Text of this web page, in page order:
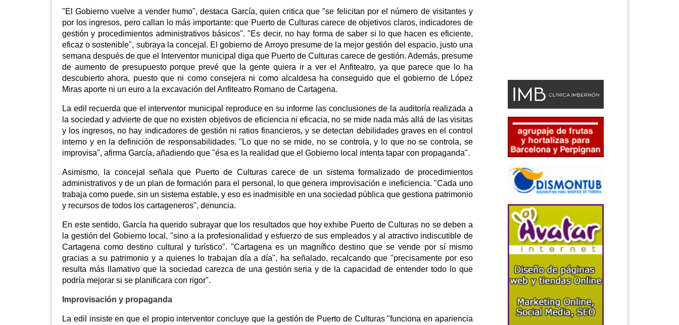
"El Gobierno vuelve a vender humo", destaca García, quien critica que "se felicitan por el número de visitantes y
por los ingresos, pero callan lo más importante: que Puerto de Culturas carece de objetivos claros, indicadores de
gestión y procedimientos administrativos básicos". "Es decir, no hay forma de saber si lo que hacen es eficiente,
eficaz o sostenible", subraya la concejal. El gobierno de Arroyo presume de la mejor gestión del espacio, justo una
semana después de que el Interventor municipal diga que Puerto de Culturas carece de gestión. Además, presume
de aumento de presupuesto porque prevé que la gente quiera ir a ver el Anfiteatro, ya que parece que lo ha
descubierto ahora, puesto que ni como consejera ni como alcaldesa ha conseguido que el gobierno de López
Miras aporte ni un euro a la excavación del Anfiteatro Romano de Cartagena.
La edil recuerda que el interventor municipal reproduce en su informe las conclusiones de la auditoría realizada a
la sociedad y advierte de que no existen objetivos de eficiencia ni eficacia, no se mide nada más allá de las visitas
y los ingresos, no hay indicadores de gestión ni ratios financieros, y se detectan debilidades graves en el control
interno y en la definición de responsabilidades. "Lo que no se mide, no se controla, y lo que no se controla, se
improvisa", afirma García, añadiendo que "ésa es la realidad que el Gobierno local intenta tapar con propaganda".
Asimismo, la concejal señala que Puerto de Culturas carece de un sistema formalizado de procedimientos
administrativos y de un plan de formación para el personal, lo que genera improvisación e ineficiencia. "Cada uno
trabaja como puede, sin un sistema estable, y eso es inadmisible en una sociedad pública que gestiona patrimonio
y recursos de todos los cartageneros", denuncia.
En este sentido, García ha querido subrayar que los resultados que hoy exhibe Puerto de Culturas no se deben a
la gestión del Gobierno local, "sino a la profesionalidad y esfuerzo de sus empleados y al atractivo indiscutible de
Cartagena como destino cultural y turístico". "Cartagena es un magnífico destino que se vende por sí mismo
gracias a su patrimonio y a quienes lo trabajan día a día", ha señalado, recalcando que "precisamente por eso
resulta más llamativo que la sociedad carezca de una gestión seria y de la capacidad de entender todo lo que
podría mejorar si se planificara con rigor".
Improvisación y propaganda
La edil insiste en que el propio interventor concluye que la gestión de Puerto de Culturas "funciona en apariencia